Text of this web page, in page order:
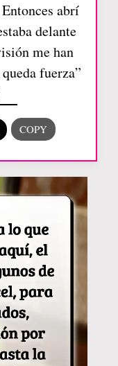
abrí
delante
me han
fuerza”